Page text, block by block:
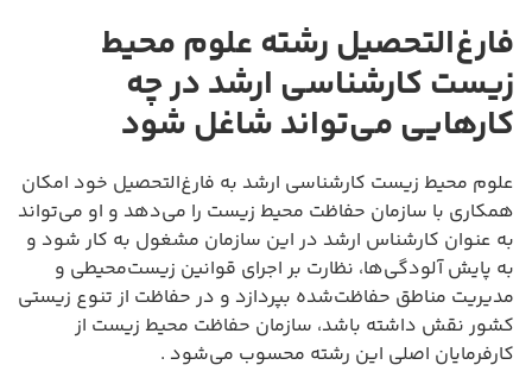
فارغ‌التحصیل رشته علوم محیط
زیست کارشناسی ارشد در چه
کارهایی می‌تواند شاغل شود
علوم محیط زیست کارشناسی ارشد به فارغ‌التحصیل خود امکان
همکاری با سازمان حفاظت محیط زیست را می‌دهد و او می‌تواند
به عنوان کارشناس ارشد در این سازمان مشغول به کار شود و
به پایش آلودگی‌ها، نظارت بر اجرای قوانین زیست‌محیطی و
مدیریت مناطق حفاظت‌شده بپردازد و در حفاظت از تنوع زیستی
کشور نقش داشته باشد، سازمان حفاظت محیط زیست از
کارفرمایان اصلی این رشته محسوب می‌شود .